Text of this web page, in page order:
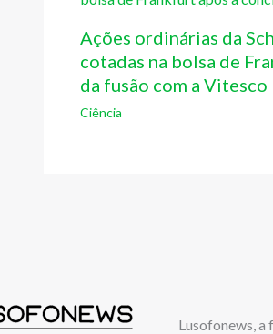
Ações ordinárias da
cotadas na bolsa de
da fusão com a Vitesco
Ciência
Lusofonews, a